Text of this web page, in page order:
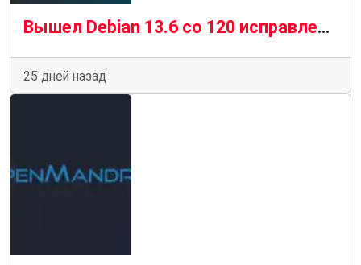
Вышел Debian 13.6 со 120 исправлениями уязвимостей и 124 стабильными обновлениями
25 дней назад